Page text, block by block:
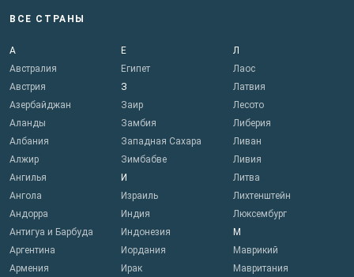
ВСЕ СТРАНЫ
А
Австралия
Австрия
Азербайджан
Аланды
Албания
Алжир
Ангилья
Ангола
Андорра
Антигуа и Барбуда
Аргентина
Армения
Е
Египет
З
Заир
Замбия
Западная Сахара
Зимбабве
И
Израиль
Индия
Индонезия
Иордания
Ирак
Л
Лаос
Латвия
Лесото
Либерия
Ливан
Ливия
Литва
Лихтенштейн
Люксембург
М
Маврикий
Мавритания